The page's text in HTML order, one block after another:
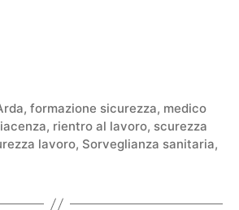
, formazione sicurezza, medico
, rientro al lavoro, scurezza
lavoro, Sorveglianza sanitaria,